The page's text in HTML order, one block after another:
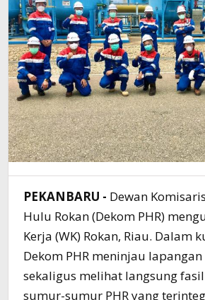
PEKANBARU - Dewan
Hulu Rokan (Dekom PHR)
Kerja (WK) Rokan, Riau. Dalam
Dekom PHR meninjau lapangan
sekaligus melihat langsung
sumur-sumur PHR yang